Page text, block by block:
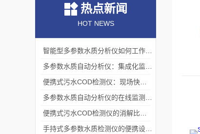
热点新闻
HOT NEWS